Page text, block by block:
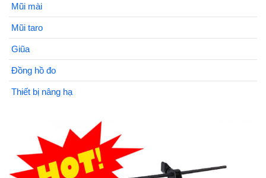
Mũi mài
Mũi taro
Giũa
Đồng hồ đo
Thiết bị nâng hạ